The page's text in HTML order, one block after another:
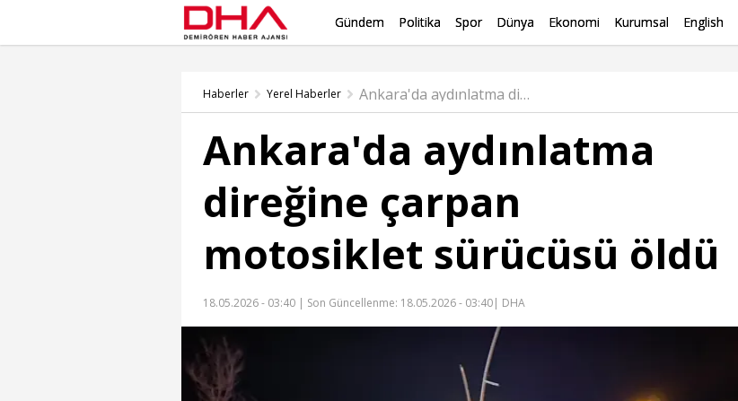
Gündem Politika Spor Dünya Ekonomi Kurumsal English
Haberler Yerel Haberler Ankara'da aydınlatma direğine çarpan motosiklet sürücüsü öldü Haber
Ankara'da aydınlatma
direğine çarpan
motosiklet sürücüsü öldü
18.05.2026 - 03:40 | Son Güncellenme: 18.05.2026 - 03:40| DHA